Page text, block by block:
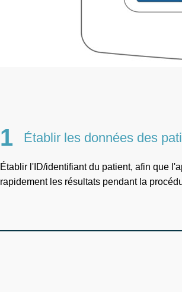
1 Établir les données des
Établir l'ID/identifiant du patient, afin que
rapidement les résultats pendant la